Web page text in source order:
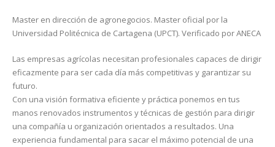
Master en dirección de agronegocios. Master oficial por la
Universidad Politécnica de Cartagena (UPCT). Verificado por ANECA
Las empresas agrícolas necesitan profesionales capaces de dirigir
eficazmente para ser cada día más competitivas y garantizar su
futuro.
Con una visión formativa eficiente y práctica ponemos en tus
manos renovados instrumentos y técnicas de gestión para dirigir
una compañía u organización orientados a resultados. Una
experiencia fundamental para sacar el máximo potencial de una